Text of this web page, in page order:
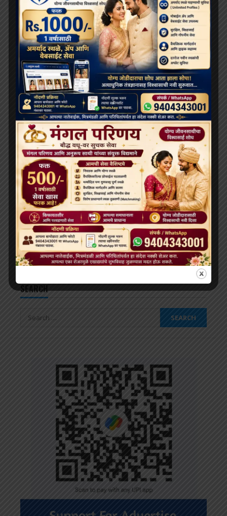
सोशल
बुद्ध पूर्णिमा 2026: महत्व, इतिहास और बुद्ध पूर्णिमा कैसे मनाएं |
Buddhist bharat
April 21, 2026
सोशल
31वां बौद्ध परिवार मिलन मेला,2026 31st Buddhist Family
Reunion Fair, 2026
January 23, 2026
SEARCH
Search